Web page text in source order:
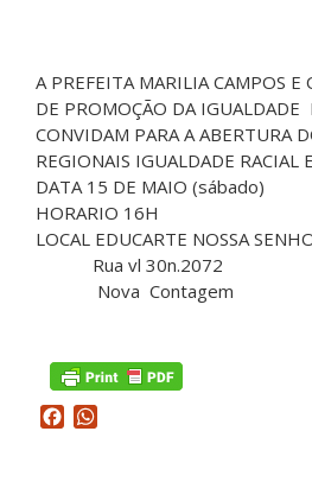
A PREFEITA MARILIA CAMPOS E
DE PROMOÇÃO DA IGUALDADE
CONVIDAM PARA A ABERTURA
REGIONAIS IGUALDADE RACIAL
DATA 15 DE MAIO (sábado)
HORARIO 16H
LOCAL EDUCARTE NOSSA
Rua vl 30n.2072
Nova Contagem
Facebook